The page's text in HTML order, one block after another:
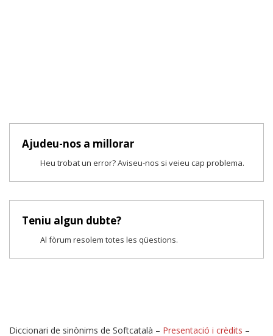
Ajudeu-nos a millorar
Heu trobat un error? Aviseu-nos si veieu cap problema.
Teniu algun dubte?
Al fòrum resolem totes les qüestions.
Diccionari de sinònims de Softcatalà – Presentació i crèdits –